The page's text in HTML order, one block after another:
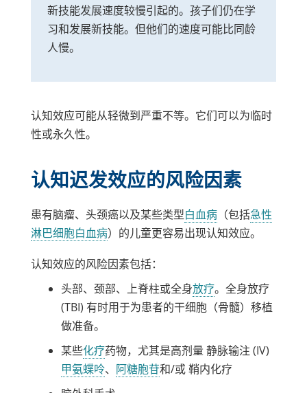
新技能发展速度较慢引起的。孩子们仍在学
习和发展新技能。但他们的速度可能比同龄
人慢。
认知效应可能从轻微到严重不等。它们可以为临时
性或永久性。
认知迟发效应的风险因素
患有脑瘤、头颈癌以及某些类型白血病（包括急性
淋巴细胞白血病）的儿童更容易出现认知效应。
认知效应的风险因素包括：
头部、颈部、上脊柱或全身放疗。全身放疗
(TBI) 有时用于为患者的干细胞（骨髓）移植
做准备。
某些化疗药物，尤其是高剂量 静脉输注 (IV)
甲氨蝶呤、 阿糖胞苷和/或鞘内化疗